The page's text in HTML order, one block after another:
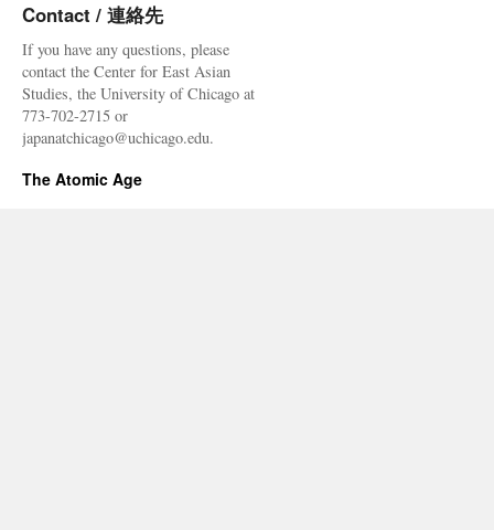
Contact / 連絡先
If you have any questions, please
contact the Center for East Asian
Studies, the University of Chicago at
773-702-2715 or
japanatchicago@uchicago.edu.
The Atomic Age